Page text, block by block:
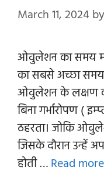
March 11, 2024
ओवुलेशन का समय
का सबसे अच्छा समय
ओवुलेशन के लक्षण
बिना गर्भारोपण (
ठहरता। जोकि
जिसके दौरान उन्हें
होती …Read more